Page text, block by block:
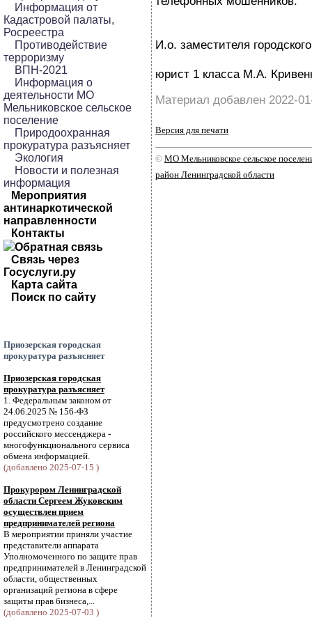
Информация от
Кадастровой палаты,
Росреестра
Противодействие
терроризму
ВПН-2021
Информация о
деятельности МО
Мельниковское сельское
поселение
Природоохранная
прокуратура разъясняет
Экология
Новости и полезная
информация
Мероприятия
антинаркотической
направленности
Контакты
Обратная связь
Связь через
Госуслуги.ру
Карта сайта
Поиск по сайту
Приозерская городская
прокуратура разъясняет
Приозерская городская
прокуратура разъясняет
1. Федеральным законом от
24.06.2025 № 156-ФЗ
предусмотрено создание
российского мессенджера -
многофункционального сервиса
обмена информацией.
(добавлено 2025-07-15 )
Прокурором Ленинградской
области Сергеем Жуковским
осуществлен прием
предпринимателей региона
В мероприятии приняли участие
представители аппарата
Уполномоченного по защите прав
предпринимателей в Ленинградской
области, общественных
организаций региона в сфере
защиты прав бизнеса,...
(добавлено 2025-07-03 )
И.о. заместителя
юрист 1 класса М.А.
Материал добавлен 2022-
Версия для печати
© МО Мельниковское сельское
район Ленинградской области